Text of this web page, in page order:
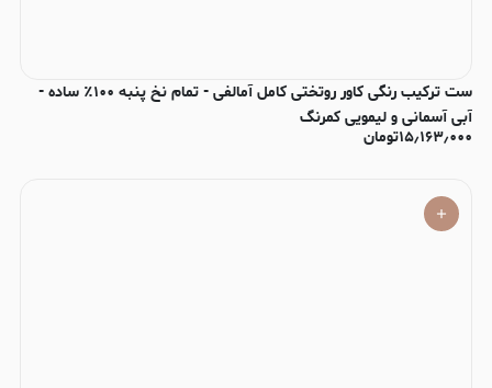
ست ترکیب رنگی کاور روتختی کامل آمالفی - تمام نخ پنبه ۱۰۰٪ ساده -
آبی آسمانی و لیمویی کمرنگ
۱۵٫۱۶۳٫۰۰۰تومان